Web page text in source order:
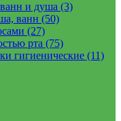
и душа (3)
ванн (50)
(27)
рта (75)
гигиенические (11)